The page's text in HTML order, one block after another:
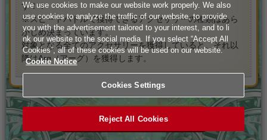
す！！
※スピードバトルで獲得できるアクセサリーの種類はあら
かじめ決まっています。
対象となる全てのアクセサリーを獲得していると、それ以
降はArg（アーグ）を獲得します。
オンラインモードに戻る
We use cookies to make our website work properly. We also
use cookies to analyze the traffic of our website, to provide
you with the advertisement tailored to your interest, and to li
nk our website to the social media. If you select “Accept All
Cookies”, all of these cookies will be used on our website.
Cookie Notice
Cookies Settings
Reject All Cookies